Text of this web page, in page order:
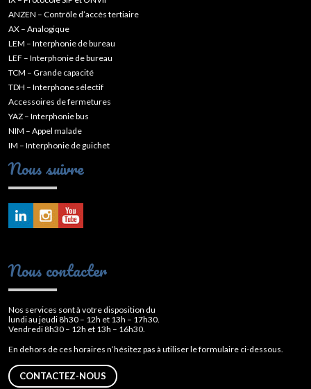
ANZEN – Contrôle d’accès tertiaire
AX – Analogique
LEM – Interphonie de bureau
LEF – Interphonie de bureau
TCM – Grande capacité
TDH – Interphone sélectif
Accessoires de fermetures
YAZ – Interphonie bus
NIM – Appel malade
IM – Interphonie de guichet
Nous suivre
Nous contacter
Nos services sont à votre disposition du
lundi au jeudi 8h30 – 12h et 13h – 17h30.
Vendredi 8h30 – 12h et 13h – 16h30.
En dehors de ces horaires n’hésitez pas à utiliser le formulaire ci-dessous.
CONTACTEZ-NOUS